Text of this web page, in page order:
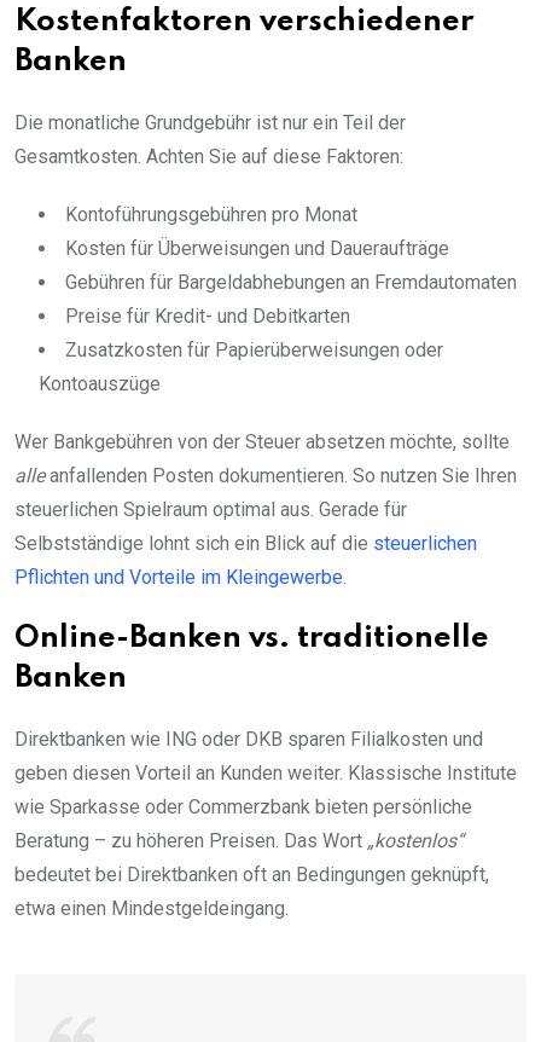
Kostenfaktoren verschiedener
Banken
Die monatliche Grundgebühr ist nur ein Teil der
Gesamtkosten. Achten Sie auf diese Faktoren:
Kontoführungsgebühren pro Monat
Kosten für Überweisungen und Daueraufträge
Gebühren für Bargeldabhebungen an Fremdautomaten
Preise für Kredit- und Debitkarten
Zusatzkosten für Papierüberweisungen oder
Kontoauszüge
Wer Bankgebühren von der Steuer absetzen möchte, sollte
alleanfallenden Posten dokumentieren. So nutzen Sie Ihren
steuerlichen Spielraum optimal aus. Gerade für
Selbstständige lohnt sich ein Blick auf die steuerlichen
Pflichten und Vorteile im Kleingewerbe.
Online-Banken vs. traditionelle
Banken
Direktbanken wie ING oder DKB sparen Filialkosten und
geben diesen Vorteil an Kunden weiter. Klassische Institute
wie Sparkasse oder Commerzbank bieten persönliche
Beratung – zu höheren Preisen. Das Wort „kostenlos“
bedeutet bei Direktbanken oft an Bedingungen geknüpft,
etwa einen Mindestgeldeingang.